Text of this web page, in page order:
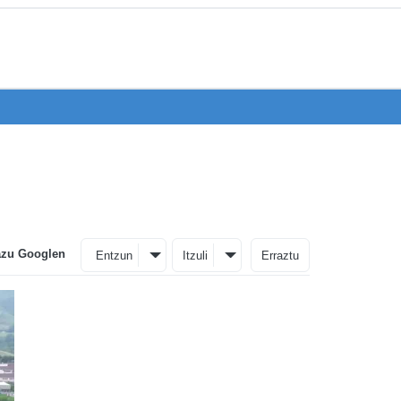
Googlen Entzun Itzuli Erraztu